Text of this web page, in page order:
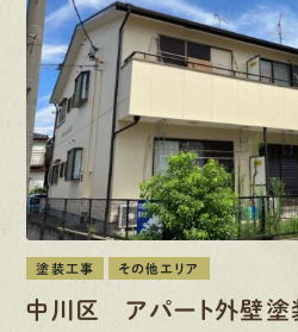
LINEで
塗装工事 その他エリア
中川区 アパート外壁塗